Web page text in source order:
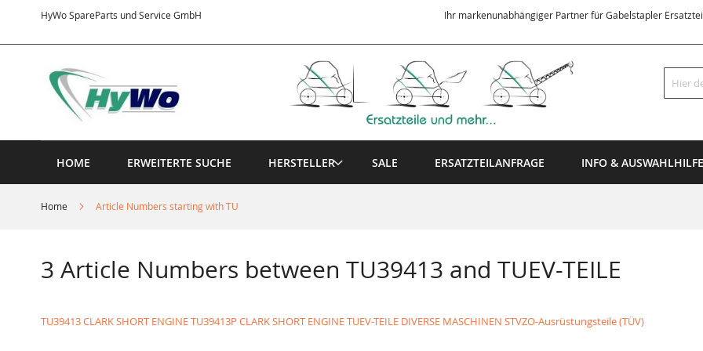
HyWo SpareParts und Service GmbH
Inhalt
Ihr markenunabhängiger Partner für Gabelstapler
Suche
HOME ERWEITERTE SUCHE HERSTELLER SALE ERSATZTEILANFRAGE INFO & AUSWAHLHILFE
Home Article Numbers starting with TU
3 Article Numbers between TU39413 and TUEV-TEILE
TU39413 CLARK SHORT ENGINETU39413P CLARK SHORT ENGINETUEV-TEILE DIVERSE MASCHINEN STVZO-Ausrüstungsteile (TÜV)